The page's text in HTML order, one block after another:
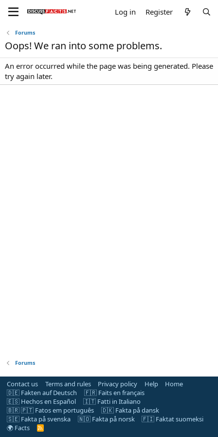
Log in Register
Forums
Oops! We ran into some problems.
An error occurred while the page was being generated. Please
try again later.
Forums
Contact us Terms and rules Privacy policy Help
Home
🇩🇪 Fakten auf Deutsch
🇫🇷 Faits en français
🇪🇸 Hechos en Español
🇮🇹 Fatti in Italiano
🇧🇷 🇵🇹 Fatos em português
🇩🇰 Fakta på dansk
🇸🇪 Fakta på svenska
🇳🇴 Fakta på norsk
🇫🇮 Faktat suomeksi
🌍 Facts
R